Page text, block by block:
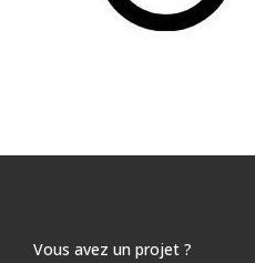
Vous avez un projet ?